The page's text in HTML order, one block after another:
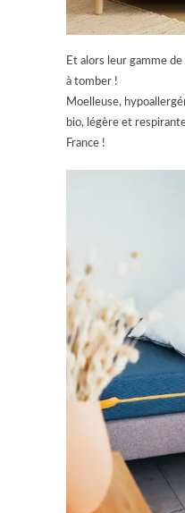
Et alors leur gamme de
à tomber !
Moelleuse,
bio, légère et
France !